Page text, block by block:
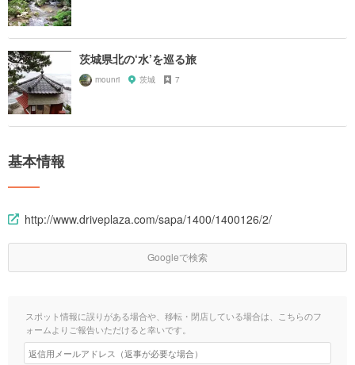
茨城県北の‘水’を巡る旅
mounri 茨城 7
基本情報
http://www.driveplaza.com/sapa/1400/1400126/2/
Googleで検索
スポット情報に誤りがある場合や、移転・閉店している場合は、こちらのフ
ォームよりご報告いただけると幸いです。